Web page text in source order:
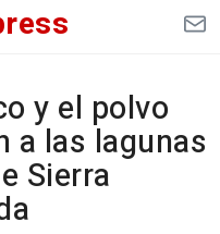
y el polvo
a las lagunas
Sierra